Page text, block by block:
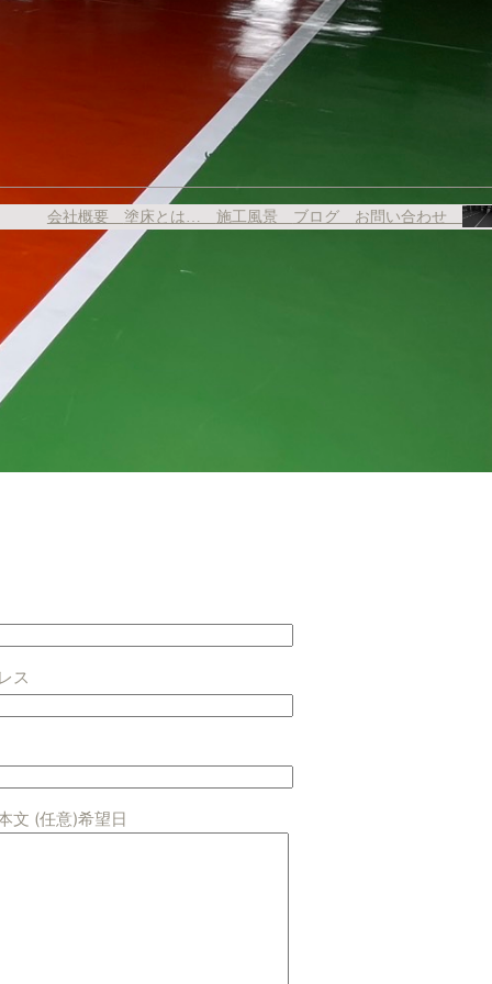
会社概要 塗床とは… 施工風景 ブログ お問い合わせ
ス
文 (任意)希望日